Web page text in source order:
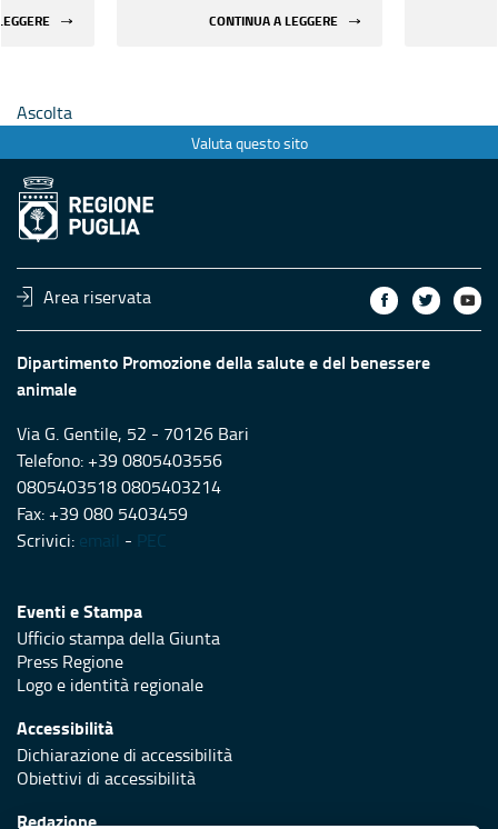
CONTINUA A LEGGERE
Ascolta
Valuta questo sito
Area riservata
Dipartimento Promozione della salute e del benessere
animale
Via G. Gentile, 52 - 70126 Bari
Telefono: +39 0805403556
0805403518 0805403214
Fax: +39 080 5403459
Scrivici: email - PEC
Eventi e Stampa
Ufficio stampa della Giunta
Press Regione
Logo e identità regionale
Accessibilità
Dichiarazione di accessibilità
Obiettivi di accessibilità
Redazione